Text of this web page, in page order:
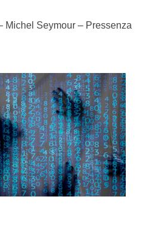
Michel Seymour – Pressenza